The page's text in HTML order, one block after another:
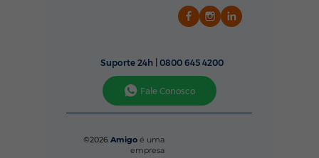
Suporte 24h | 0800 645 4200
Fale Conosco
©2026 Amigo é uma
empresa